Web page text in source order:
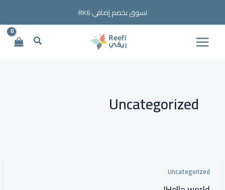
المحتوى
تسوق بخصم إضافي RK6
البحث
Uncategorized
Uncategorized